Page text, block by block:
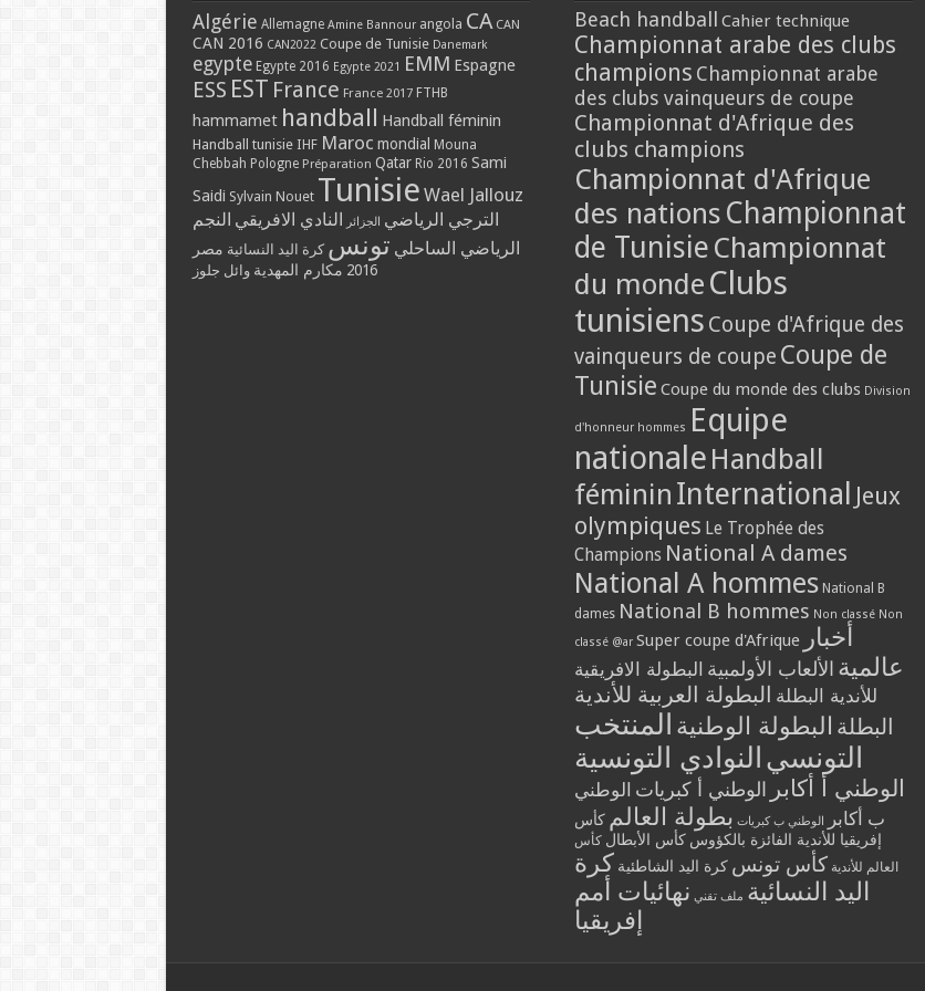
Algérie Allemagne Amine Bannour angola CA CAN
CAN 2016 CAN2022 Coupe de Tunisie Danemark
egypte Egypte 2016 Egypte 2021 EMM Espagne
ESS EST France France 2017 FTHB
hammamet handball Handball féminin
Handball tunisie IHF Maroc mondial Mouna
Chebbah Pologne Préparation Qatar Rio 2016 Sami
Saidi Sylvain Nouet Tunisie Wael Jallouz
الترجي الرياضي الجزائر النادي الافريقي النجم
الرياضي الساحلي تونس كرة اليد النسائية مصر
2016 مكارم المهدية وائل جلوز
Beach handball Cahier technique
Championnat arabe des clubs
champions Championnat arabe
des clubs vainqueurs de coupe
Championnat d'Afrique des
clubs champions
Championnat d'Afrique
des nations Championnat
de Tunisie Championnat
du monde Clubs
tunisiens Coupe d'Afrique des
vainqueurs de coupe Coupe de
Tunisie Coupe du monde des clubs Division
d'honneur hommes Equipe
nationale Handball
féminin International Jeux
olympiques Le Trophée des
Champions National A dames
National A hommes National B
dames National B hommes Non classé Non
classé @ar Super coupe d'Afrique أخبار
عالمية الألعاب الأولمبية البطولة الافريقية
للأندية البطلة البطولة العربية للأندية
البطلة البطولة الوطنية المنتخب
التونسي النوادي التونسية
الوطني أ أكابر الوطني أ كبريات الوطني
ب أكابر
الوطني ب كبريات بطولة العالم كأس
إفريقيا للأندية الفائزة بالكؤوس كأس الأبطال كأس
العالم للأندية كأس تونس كرة اليد الشاطئية كرة
اليد النسائية ملف تقني نهائيات أمم
إفريقيا